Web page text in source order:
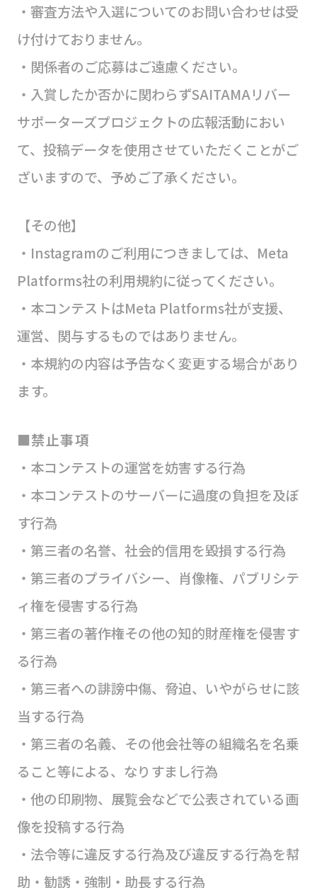
・審査方法や入選についてのお問い合わせは受
け付けておりません。
・関係者のご応募はご遠慮ください。
・入賞したか否かに関わらずSAITAMAリバー
サポーターズプロジェクトの広報活動におい
て、投稿データを使用させていただくことがご
ざいますので、予めご了承ください。
【その他】
・Instagramのご利用につきましては、Meta
Platforms社の利用規約に従ってください。
・本コンテストはMeta Platforms社が支援、
運営、関与するものではありません。
・本規約の内容は予告なく変更する場合があり
ます。
■禁止事項
・本コンテストの運営を妨害する行為
・本コンテストのサーバーに過度の負担を及ぼ
す行為
・第三者の名誉、社会的信用を毀損する行為
・第三者のプライバシー、肖像権、パブリシテ
ィ権を侵害する行為
・第三者の著作権その他の知的財産権を侵害す
る行為
・第三者への誹謗中傷、脅迫、いやがらせに該
当する行為
・第三者の名義、その他会社等の組織名を名乗
ること等による、なりすまし行為
・他の印刷物、展覧会などで公表されている画
像を投稿する行為
・法令等に違反する行為及び違反する行為を幇
助・勧誘・強制・助長する行為